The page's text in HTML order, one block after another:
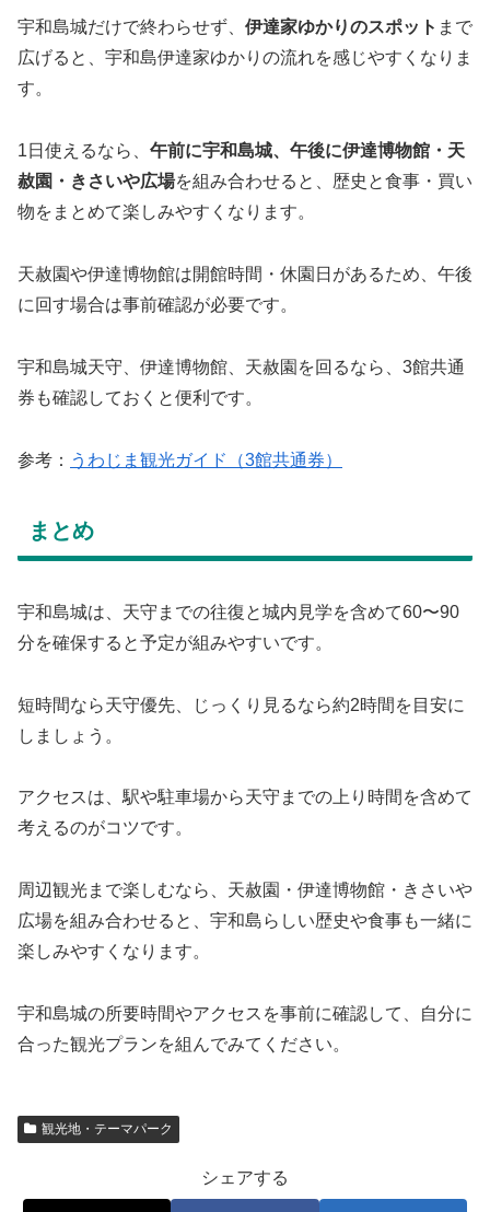
宇和島城だけで終わらせず、 伊達家ゆかりのスポット まで
広げると、宇和島伊達家ゆかりの流れを感じやすくなりま
す。
1日使えるなら、 午前に宇和島城、午後に伊達博物館・天
赦園・きさいや広場を組み合わせると、歴史と食事・買い
物をまとめて楽しみやすくなります。
天赦園や伊達博物館は開館時間・休園日があるため、午後
に回す場合は事前確認が必要です。
宇和島城天守、伊達博物館、天赦園を回るなら、3館共通
券も確認しておくと便利です。
参考： うわじま観光ガイド（3館共通券）
まとめ
宇和島城は、天守までの往復と城内見学を含めて60〜90
分を確保すると予定が組みやすいです。
短時間なら天守優先、じっくり見るなら約2時間を目安に
しましょう。
アクセスは、駅や駐車場から天守までの上り時間を含めて
考えるのがコツです。
周辺観光まで楽しむなら、天赦園・伊達博物館・きさいや
広場を組み合わせると、宇和島らしい歴史や食事も一緒に
楽しみやすくなります。
宇和島城の所要時間やアクセスを事前に確認して、自分に
合った観光プランを組んでみてください。
観光地・テーマパーク
シェアする